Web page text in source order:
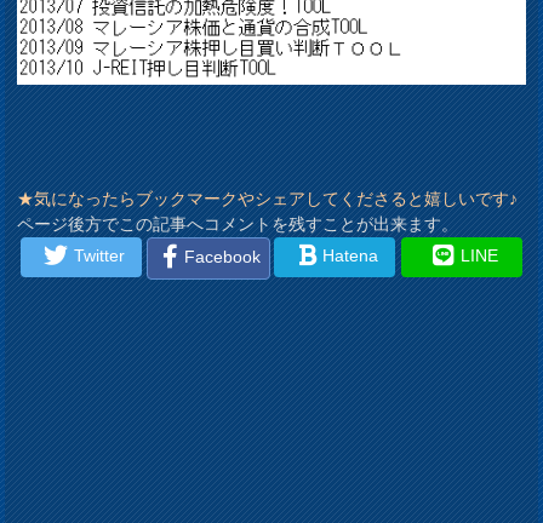
★気になったらブックマークやシェアしてくださると嬉しいです♪
ページ後方でこの記事へコメントを残すことが出来ます。
Twitter
Facebook Hatena LINE